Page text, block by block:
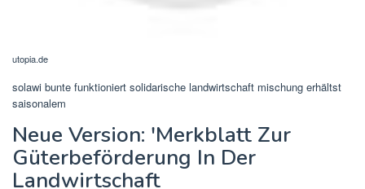
utopia.de
solawi bunte funktioniert solidarische landwirtschaft mischung erhältst
saisonalem
Neue Version: 'Merkblatt Zur
Güterbeförderung In Der
Landwirtschaft